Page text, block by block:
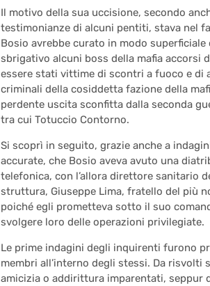
Il motivo della sua uccisione, secondo
testimonianze di alcuni pentiti, stava nel
Bosio avrebbe curato in modo superficiale
sbrigativo alcuni boss della mafia accorsi
essere stati vittime di scontri a fuoco e di
criminali della cosiddetta fazione della
perdente uscita sconfitta dalla seconda
tra cui Totuccio Contorno.
Si scoprì in seguito, grazie anche a
accurate, che Bosio aveva avuto una
telefonica, con l’allora direttore sanitario
struttura, Giuseppe Lima, fratello del più
poiché egli prometteva sotto il suo
svolgere loro delle operazioni privilegiate.
Le prime indagini degli inquirenti furono
membri all’interno degli stessi. Da risvolti
amicizia o addirittura imparentati, seppur